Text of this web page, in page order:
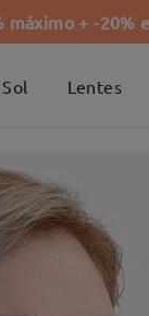
máximo + -20%
Lentes